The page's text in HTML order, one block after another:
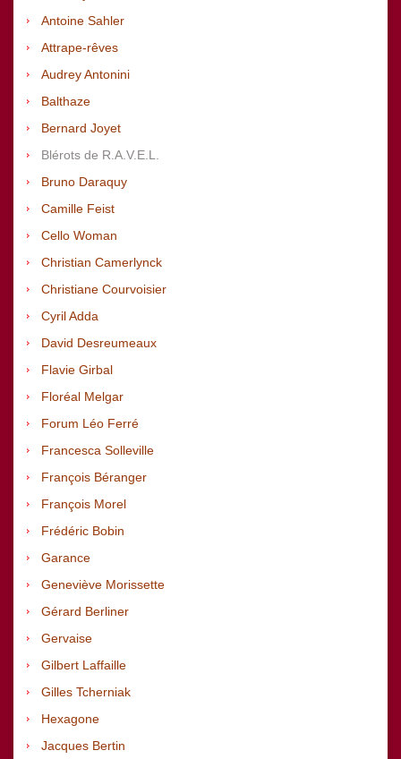
Antoine Sahler
Attrape-rêves
Audrey Antonini
Balthaze
Bernard Joyet
Blérots de R.A.V.E.L.
Bruno Daraquy
Camille Feist
Cello Woman
Christian Camerlynck
Christiane Courvoisier
Cyril Adda
David Desreumeaux
Flavie Girbal
Floréal Melgar
Forum Léo Ferré
Francesca Solleville
François Béranger
François Morel
Frédéric Bobin
Garance
Geneviève Morissette
Gérard Berliner
Gervaise
Gilbert Laffaille
Gilles Tcherniak
Hexagone
Jacques Bertin